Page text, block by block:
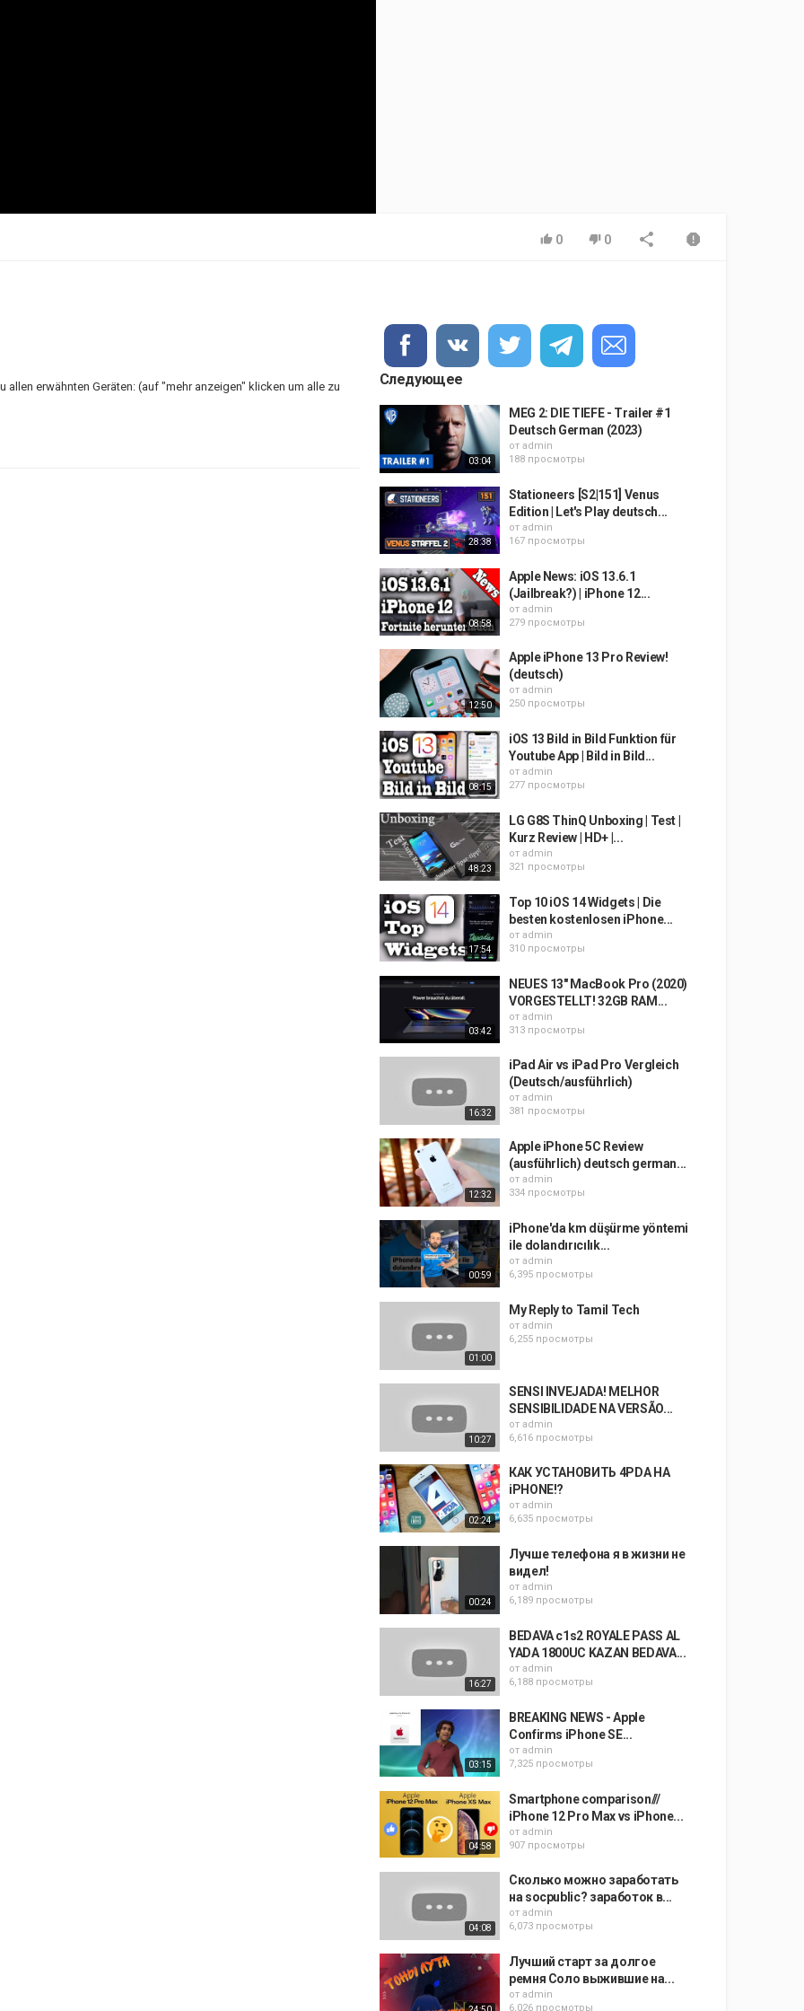
0 0
erwähnten Geräten: (auf "mehr anzeigen" klicken um alle zu
Следующее
03:04
MEG 2: DIE TIEFE - Trailer #1
Deutsch German (2023)
от admin
188 просмотры
28:38
Stationeers [S2|151] Venus
Edition | Let's Play deutsch...
от admin
167 просмотры
08:58
Apple News: iOS 13.6.1
(Jailbreak?) | iPhone 12...
от admin
279 просмотры
12:50
Apple iPhone 13 Pro Review!
(deutsch)
от admin
250 просмотры
08:15
iOS 13 Bild in Bild Funktion für
Youtube App | Bild in Bild...
от admin
277 просмотры
48:23
LG G8S ThinQ Unboxing | Test |
Kurz Review | HD+ |...
от admin
321 просмотры
17:54
Top 10 iOS 14 Widgets | Die
besten kostenlosen iPhone...
от admin
310 просмотры
03:42
NEUES 13" MacBook Pro (2020)
VORGESTELLT! 32GB RAM...
от admin
313 просмотры
16:32
iPad Air vs iPad Pro Vergleich
(Deutsch/ausführlich)
от admin
381 просмотры
12:32
Apple iPhone 5C Review
(ausführlich) deutsch german...
от admin
334 просмотры
00:59
iPhone'da km düşürme yöntemi
ile dolandırıcılık...
от admin
6,395 просмотры
01:00
My Reply to Tamil Tech
от admin
6,255 просмотры
10:27
SENSI INVEJADA! MELHOR
SENSIBILIDADE NA VERSÃO...
от admin
6,616 просмотры
02:24
КАК УСТАНОВИТЬ 4PDA НА
iPHONE!?
от admin
6,635 просмотры
00:24
Лучше телефона я в жизни не
видел!
от admin
6,189 просмотры
16:27
BEDAVA c1s2 ROYALE PASS AL
YADA 1800UC KAZAN BEDAVA...
от admin
6,188 просмотры
03:15
BREAKING NEWS - Apple
Confirms iPhone SE...
от admin
7,325 просмотры
04:58
Smartphone comparison///
iPhone 12 Pro Max vs iPhone...
от admin
907 просмотры
04:08
Сколько можно заработать
на socpublic? заработок в...
от admin
6,073 просмотры
Лучший старт за долгое
ремня Соло выжившие на...
от admin
6,026 просмотры